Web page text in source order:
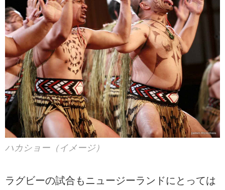
ハカショー（イメージ）
ラグビーの試合もニュージーランドにとっては